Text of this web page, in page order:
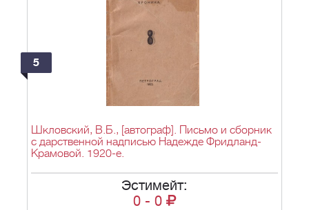
5
Шкловский, В.Б., [автограф]. Письмо и сборник
с дарственной надписью Надежде Фридланд-
Крамовой. 1920-е.
Эстимейт:
0 - 0